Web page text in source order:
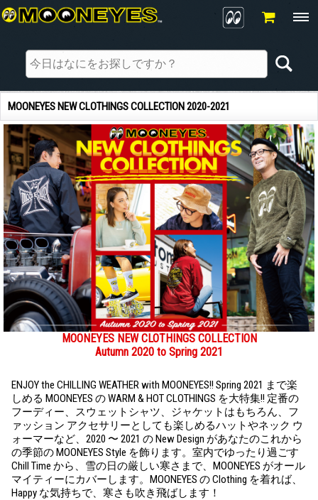
MOONEYES NEW CLOTHINGS COLLECTION 2020-2021
MOONEYES NEW CLOTHINGS COLLECTION
Autumn 2020 to Spring 2021
ENJOY the CHILLING WEATHER with MOONEYES!! Spring 2021 まで楽
しめる MOONEYES の WARM & HOT CLOTHINGS を大特集!! 定番の
フーディー、スウェットシャツ、ジャケットはもちろん、フ
ァッション アクセサリーとしても楽しめるハットやネック ウ
ォーマーなど、2020 〜 2021 の New Design があなたのこれから
の季節の MOONEYES Style を飾ります。室内でゆったり過ごす
Chill Time から、雪の日の厳しい寒さまで、MOONEYES がオール
マイティーにカバーします。MOONEYES の Clothing を着れば、
Happy な気持ちで、寒さも吹き飛ばします！